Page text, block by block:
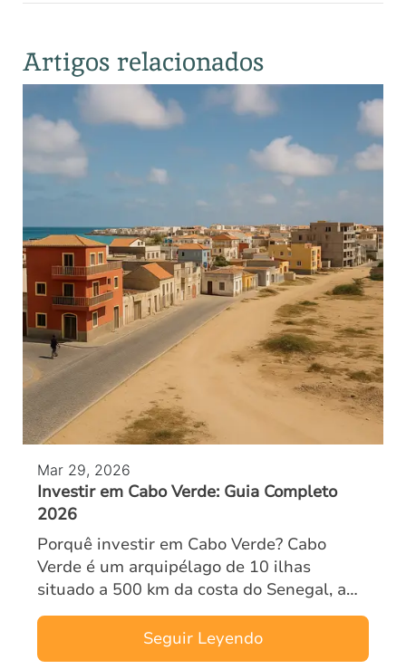
Artigos relacionados
Mar 29, 2026
Investir em Cabo Verde: Guia Completo
2026
Porquê investir em Cabo Verde? Cabo
Verde é um arquipélago de 10 ilhas
situado a 500 km da costa do Senegal, a
meio caminho entre a Europa e o Brasil.
Antigo território português, o país
beneficia de …
Seguir Leyendo